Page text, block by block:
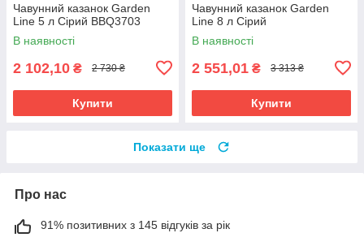
Чавунний казанок Garden
Line 5 л Сірий BBQ3703
В наявності
2 102,10 ₴ 2 730 ₴
Купити
Чавунний казанок Garden
Line 8 л Сірий
В наявності
2 551,01 ₴ 3 313 ₴
Купити
Показати ще
Про нас
91% позитивних з 145 відгуків за рік